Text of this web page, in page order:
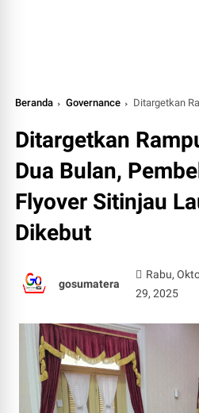
Beranda Governance Ditargetkan Rampung dalam
Ditargetkan
Dua Bulan,
Flyover Sitinjau
Dikebut
gosumatera
Rabu,
29, 2025